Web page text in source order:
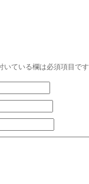
いている欄は必須項目です